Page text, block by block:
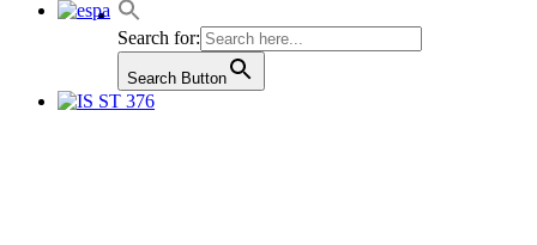
Search for:
Search Button